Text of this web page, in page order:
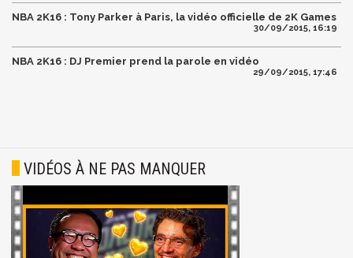
NBA 2K16 : Tony Parker à Paris, la vidéo officielle de 2K Games
30/09/2015, 16:19
NBA 2K16 : DJ Premier prend la parole en vidéo
29/09/2015, 17:46
VIDÉOS À NE PAS MANQUER